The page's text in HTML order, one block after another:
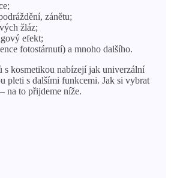
zánětu;
žláz;
efekt;
fotostárnutí) a mnoho dalšího.
s kosmetikou nabízejí jak univerzální
pleti s dalšími funkcemi. Jak si vybrat
na to přijdeme níže.